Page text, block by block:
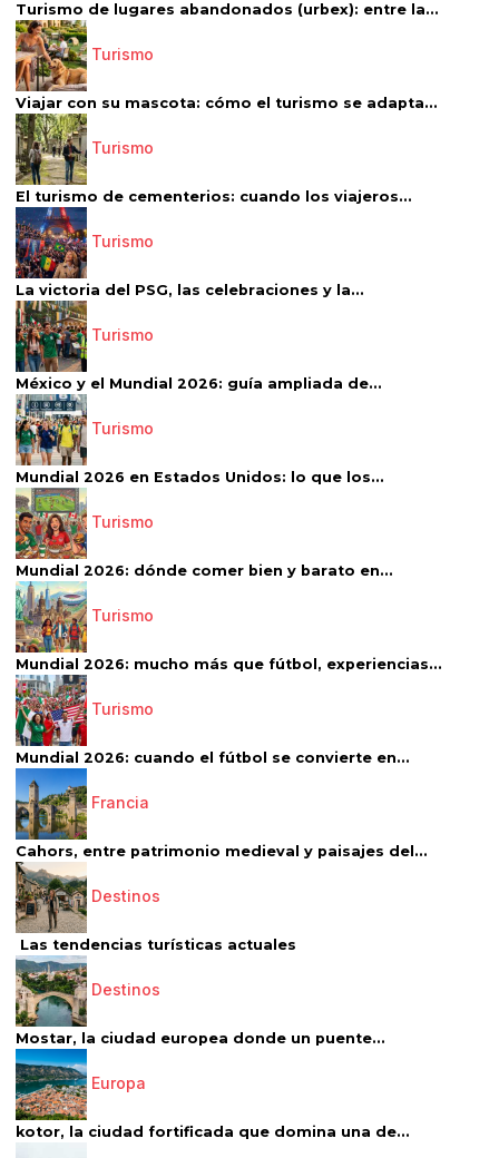
Turismo de lugares abandonados (urbex): entre la...
Turismo
Viajar con su mascota: cómo el turismo se adapta...
Turismo
El turismo de cementerios: cuando los viajeros...
Turismo
La victoria del PSG, las celebraciones y la...
Turismo
México y el Mundial 2026: guía ampliada de...
Turismo
Mundial 2026 en Estados Unidos: lo que los...
Turismo
Mundial 2026: dónde comer bien y barato en...
Turismo
Mundial 2026: mucho más que fútbol, experiencias...
Turismo
Mundial 2026: cuando el fútbol se convierte en...
Francia
Cahors, entre patrimonio medieval y paisajes del...
Destinos
Las tendencias turísticas actuales
Destinos
Mostar, la ciudad europea donde un puente...
Europa
kotor, la ciudad fortificada que domina una de...